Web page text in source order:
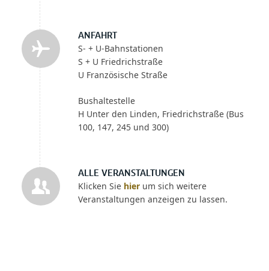
ANFAHRT
S- + U-Bahnstationen
S + U Friedrichstraße
U Französische Straße
Bushaltestelle
H Unter den Linden, Friedrichstraße (Bus
100, 147, 245 und 300)
ALLE VERANSTALTUNGEN
Klicken Sie hierum sich weitere
Veranstaltungen anzeigen zu lassen.